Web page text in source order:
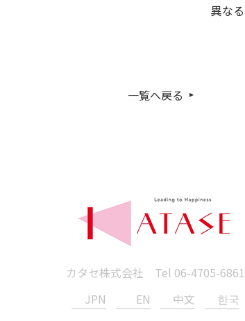
異なる
一覧へ戻る
カタセ株式会社 Tel 06-4705-6861
JPN
EN 中文 한국